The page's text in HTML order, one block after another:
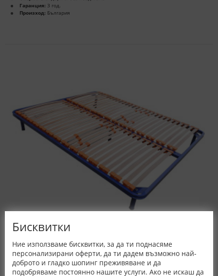
Бисквитки
Ние използваме бисквитки, за да ти поднасяме
персонализирани оферти, да ти дадем възможно най-
доброто и гладко шопинг преживяване и да
подобряваме постоянно нашите услуги. Ако не искаш да
Гаранция: 3 год.
Произход: България
Метално ламелно легло Лукс - НАНИ
размери в см. / цена